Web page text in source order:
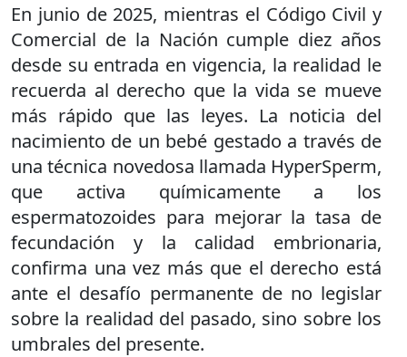
En junio de 2025, mientras el Código Civil y
Comercial de la Nación cumple diez años
desde su entrada en vigencia, la realidad le
recuerda al derecho que la vida se mueve
más rápido que las leyes. La noticia del
nacimiento de un bebé gestado a través de
una técnica novedosa llamada HyperSperm,
que activa químicamente a los
espermatozoides para mejorar la tasa de
fecundación y la calidad embrionaria,
confirma una vez más que el derecho está
ante el desafío permanente de no legislar
sobre la realidad del pasado, sino sobre los
umbrales del presente.